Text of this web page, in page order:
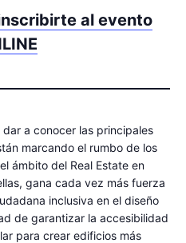
al evento
a conocer las principales
marcando el rumbo de los
ámbito del Real Estate en
gana cada vez más fuerza
inclusiva en el diseño
de garantizar la accesibilidad
para crear edificios más